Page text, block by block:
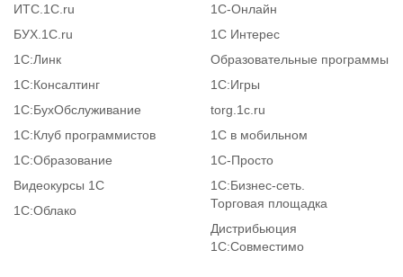
ИТС.1C.ru
БУХ.1С.ru
1С:Линк
1С:Консалтинг
1С:БухОбслуживание
1С:Клуб программистов
1С:Образование
Видеокурсы 1С
1С:Облако
1С-Онлайн
1С Интерес
Образовательные программы
1С:Игры
torg.1c.ru
1С в мобильном
1C-Просто
1С:Бизнес-сеть.
Торговая площадка
Дистрибьюция
1С:Совместимо